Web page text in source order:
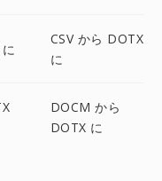
CSV から DOTX
に
DOCM から
DOTX に